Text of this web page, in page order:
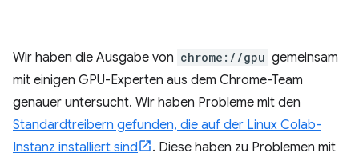
Wir haben die Ausgabe von chrome://gpu gemeinsam
mit einigen GPU-Experten aus dem Chrome-Team
genauer untersucht. Wir haben Probleme mit den
Standardtreibern gefunden, die auf der Linux Colab-
Instanz installiert sind
. Diese haben zu Problemen mit